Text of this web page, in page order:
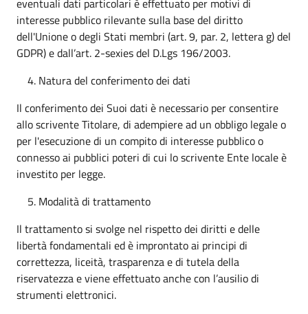
interesse pubblico rilevante sulla base del diritto
dell'Unione o degli Stati membri (art. 9, par. 2, lettera g) del
GDPR) e dall’art. 2-sexies del D.Lgs 196/2003.
Natura del conferimento dei dati
Il conferimento dei Suoi dati è necessario per consentire
allo scrivente Titolare, di adempiere ad un obbligo legale o
per l'esecuzione di un compito di interesse pubblico o
connesso ai pubblici poteri di cui lo scrivente Ente locale è
investito per legge.
Modalità di trattamento
Il trattamento si svolge nel rispetto dei diritti e delle
libertà fondamentali ed è improntato ai principi di
correttezza, liceità, trasparenza e di tutela della
riservatezza e viene effettuato anche con l’ausilio di
strumenti elettronici.